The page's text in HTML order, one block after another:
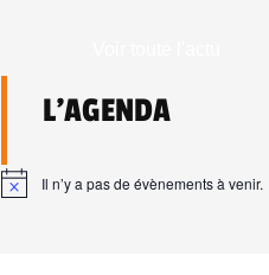
L'AGENDA
Il n’y a pas de évènements à venir.